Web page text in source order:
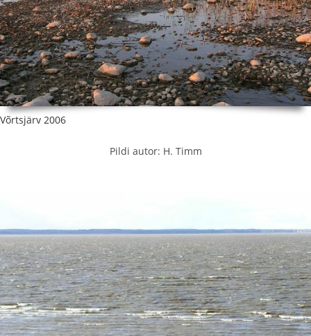
Võrtsjärv 2006
Pildi autor: H. Timm